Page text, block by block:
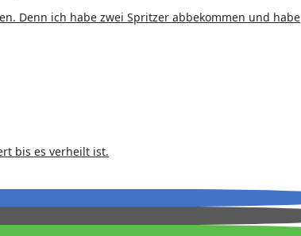
Denn ich habe zwei Spritzer abbekommen und habe
bis es verheilt ist.